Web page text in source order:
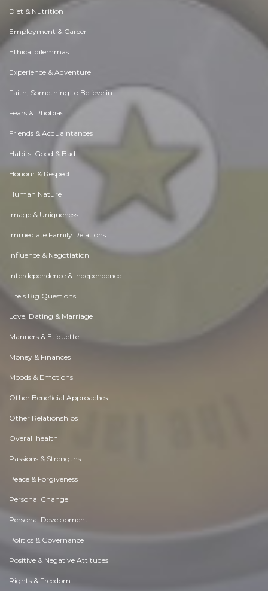
Diet & Nutrition
Employment & Career
Ethical dilemmas
Experience & Adventure
Faith, Something to Believe in
Fears & Phobias
Friends & Acquaintances
Habits. Good & Bad
Honour & Respect
Human Nature
Image & Uniqueness
Immediate Family Relations
Influence & Negotiation
Interdependence & Independence
Life's Big Questions
Love, Dating & Marriage
Manners & Etiquette
Money & Finances
Moods & Emotions
Other Beneficial Approaches
Other Relationships
Overall health
Passions & Strengths
Peace & Forgiveness
Personal Change
Personal Development
Politics & Governance
Positive & Negative Attitudes
Rights & Freedom